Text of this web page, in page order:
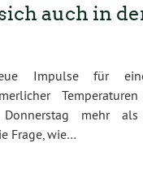
auch in
Impulse für
Donnerstag mehr
Frage, wie…